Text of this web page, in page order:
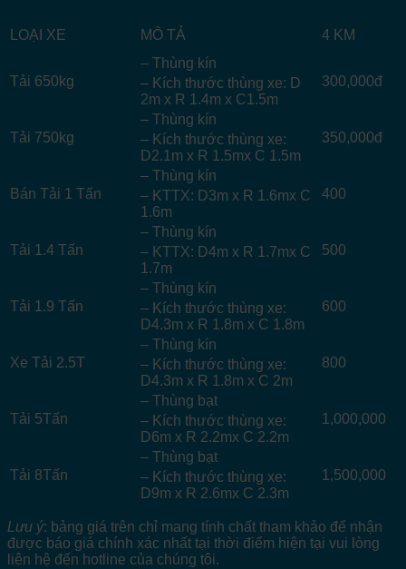
LOẠI XE MÔ TẢ 4 KM
Tải 650kg
– Thùng kín
300,000đ
– Kích thước thùng xe: D
2m x R 1.4m x C1.5m
Tải 750kg
– Thùng kín
350,000đ
– Kích thước thùng xe:
D2.1m x R 1.5mx C 1.5m
Bán Tải 1 Tấn
– Thùng kín
400
– KTTX: D3m x R 1.6mx C
1.6m
Tải 1.4 Tấn
– Thùng kín
500
– KTTX: D4m x R 1.7mx C
1.7m
Tải 1.9 Tấn
– Thùng kín
600
– Kích thước thùng xe:
D4.3m x R 1.8m x C 1.8m
Xe Tải 2.5T
– Thùng kín
800
– Kích thước thùng xe:
D4.3m x R 1.8m x C 2m
Tải 5Tấn
– Thùng bạt
1,000,000
– Kích thước thùng xe:
D6m x R 2.2mx C 2.2m
Tải 8Tấn
– Thùng bạt
1,500,000
– Kích thước thùng xe:
D9m x R 2.6mx C 2.3m
Lưu ý: bảng giá trên chỉ mang tính chất tham khảo để nhận
được báo giá chính xác nhất tại thời điểm hiện tại vui lòng
liên hệ đến hotline của chúng tôi.